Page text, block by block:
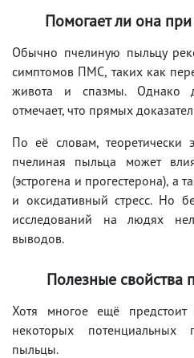
Помогает ли она
Обычно пчелиную пыльцу
симптомов ПМС, таких как
живота и спазмы. Однако
отмечает, что прямых
По её словам, теоретически
пчелиная пыльца может
(эстрогена и прогестерона), а
и оксидативный стресс. Но
исследований на людях
выводов.
Полезные свойства
Хотя многое ещё предстоит
некоторых потенциальных
пыльцы.